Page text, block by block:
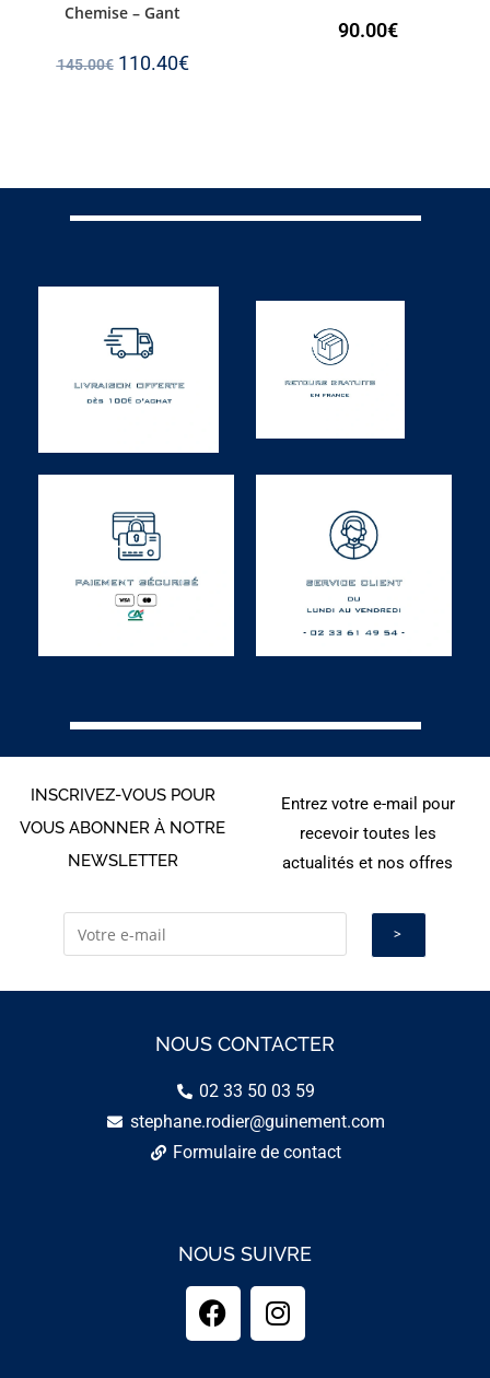
Chemise – Gant
145.00€ 110.40€
90.00€
INSCRIVEZ-VOUS POUR
VOUS ABONNER À NOTRE
NEWSLETTER
Entrez votre e-mail pour
recevoir toutes les
actualités et nos offres
NOUS CONTACTER
02 33 50 03 59
stephane.rodier@guinement.com
Formulaire de contact
NOUS SUIVRE